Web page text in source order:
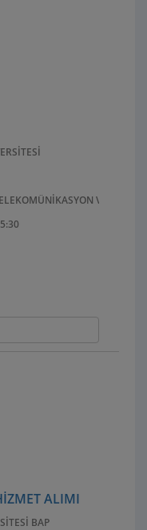
VE ILGILI
ALIMI
BAP